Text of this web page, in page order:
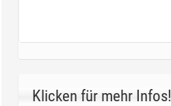
Klicken für mehr Infos!